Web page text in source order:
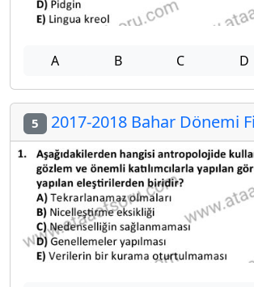
A B C D
5 2017-2018 Bahar Dönemi